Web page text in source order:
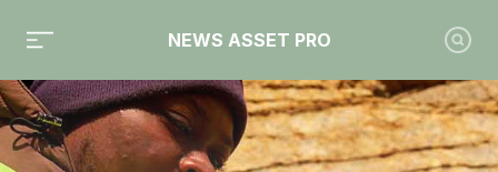
NEWS ASSET PRO
Toute l'actualité sur le tag "Kartesia"